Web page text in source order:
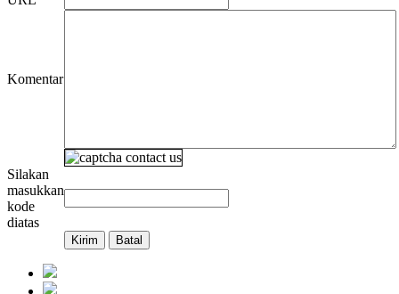
Komentar
Silakan
masukkan
kode
diatas